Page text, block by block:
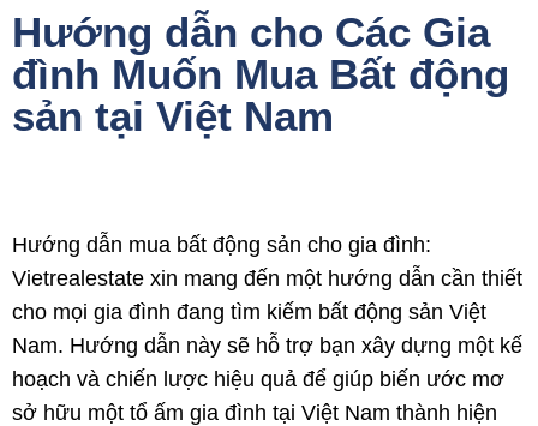
Hướng dẫn cho Các Gia
đình Muốn Mua Bất động
sản tại Việt Nam
Hướng dẫn mua bất động sản cho gia đình:
Vietrealestate xin mang đến một hướng dẫn cần thiết
cho mọi gia đình đang tìm kiếm bất động sản Việt
Nam. Hướng dẫn này sẽ hỗ trợ bạn xây dựng một kế
hoạch và chiến lược hiệu quả để giúp biến ước mơ
sở hữu một tổ ấm gia đình tại Việt Nam thành hiện